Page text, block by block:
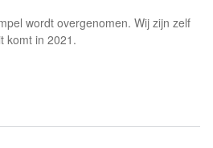
wordt overgenomen. Wij zijn zelf
komt in 2021.